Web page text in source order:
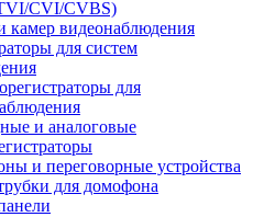
CVI/CVBS)
камер видеонаблюдения
для систем
для
и аналоговые
и переговорные устройства
для домофона